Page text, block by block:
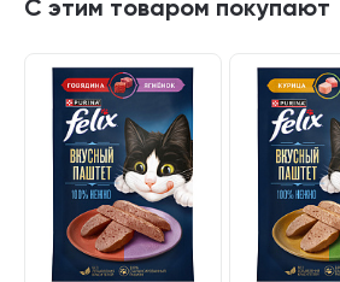
С этим товаром покупают